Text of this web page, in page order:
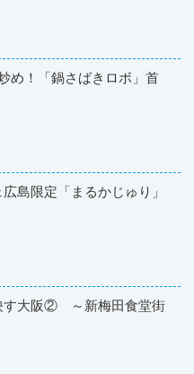
め！「鍋さばきロボ」首
島限定「まるかじゅり」
す大阪② ～新梅田食堂街